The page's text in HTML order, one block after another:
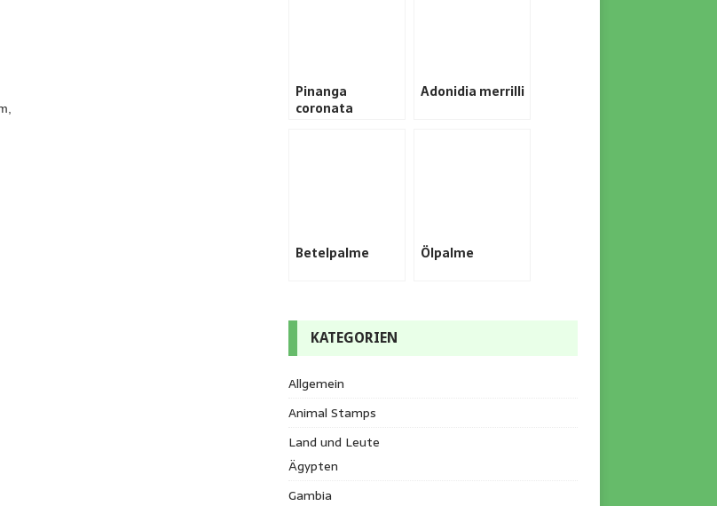
Pinanga
coronata
Adonidia merrilli
Betelpalme Ölpalme
KATEGORIEN
Allgemein
Animal Stamps
Land und Leute
Ägypten
Gambia